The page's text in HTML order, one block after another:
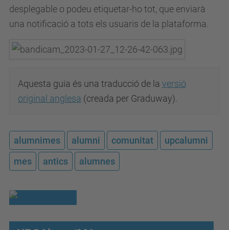
desplegable o podeu etiquetar-ho tot, que enviarà
una notificació a tots els usuaris de la plataforma.
Aquesta guia és una traducció de la versió
original anglesa (creada per Graduway).
alumnimes alumni comunitat
upcalumni
mes
antics alumnes